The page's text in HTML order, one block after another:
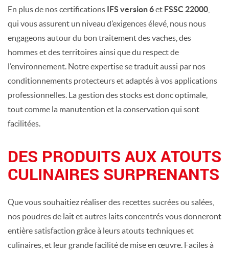
En plus de nos certifications IFS version 6et FSSC 22000
qui vous assurent un niveau d’exigences élevé, nous nous
engageons autour du bon traitement des vaches, des
hommes et des territoires ainsi que du respect de
l’environnement. Notre expertise se traduit aussi par nos
conditionnements protecteurs et adaptés à vos applications
professionnelles. La gestion des stocks est donc optimale,
tout comme la manutention et la conservation qui sont
facilitées.
DES PRODUITS AUX ATOUTS
CULINAIRES SURPRENANTS
Que vous souhaitiez réaliser des recettes sucrées ou salées,
nos poudres de lait et autres laits concentrés vous donneront
entière satisfaction grâce à leurs atouts techniques et
culinaires, et leur grande facilité de mise en œuvre. Faciles à